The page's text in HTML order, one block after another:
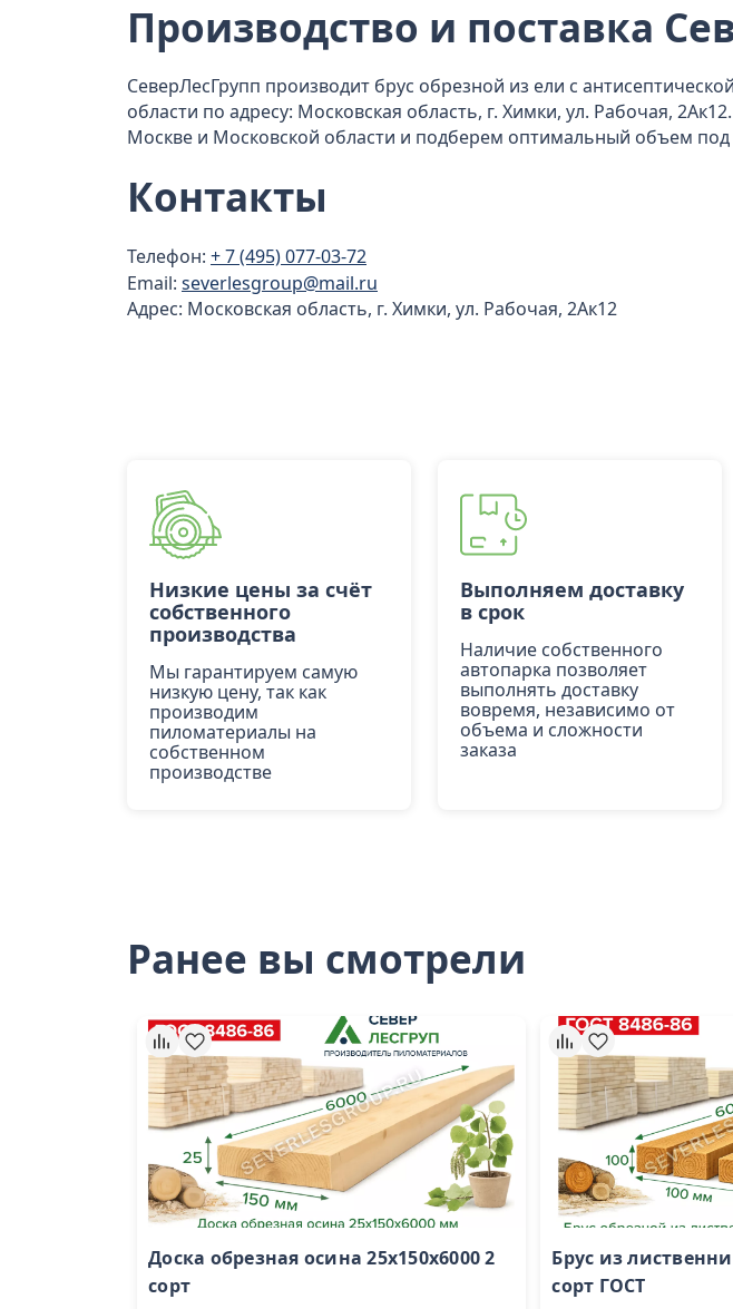
Производство и поставка
СеверЛесГрупп производит брус обрезной из ели с
области по адресу: Московская область, г. Химки, ул. Рабочая,
Москве и Московской области и подберем оптимальный объем
Контакты
Телефон: + 7 (495) 077-03-72
Email: severlesgroup@mail.ru
Адрес: Московская область, г. Химки, ул. Рабочая, 2Ак12
Низкие цены за счёт
собственного
производства
Мы гарантируем самую
низкую цену, так как
производим
пиломатериалы на
собственном
производстве
Выполняем доставку
в срок
Наличие собственного
автопарка позволяет
выполнять доставку
вовремя, независимо от
объема и сложности
заказа
Ранее вы смотрели
Доска обрезная осина 25х150х6000 2
сорт
Брус из
сорт ГОСТ